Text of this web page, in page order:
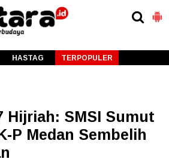
HASTAG TERPOPULER
Hijriah: SMSI Sumut
P Medan Sembelih